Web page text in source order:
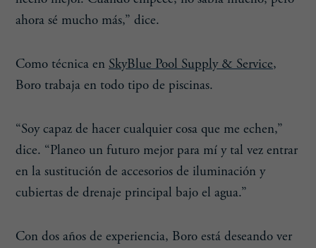
ahora sé mucho más,” dice.
Como técnica en SkyBlue Pool Supply & Service,
Boro trabaja en todo tipo de piscinas.
“Soy capaz de hacer cualquier cosa que me echen,”
dice. “Planeo un futuro mejor para mí y tal vez entrar
en la sustitución de accesorios de iluminación y
cubiertas de drenaje principal bajo el agua.”
Con dos años de experiencia, Boro está deseando ver